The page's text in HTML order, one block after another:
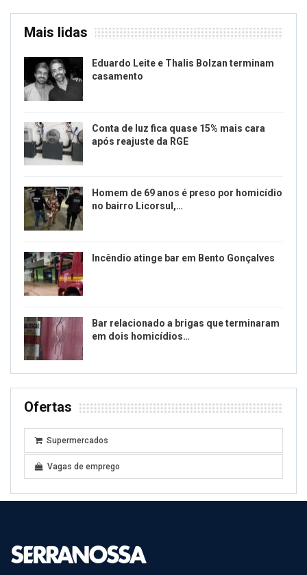
Mais lidas
Eduardo Leite e Thalis Bolzan terminam
casamento
Conta de luz fica quase 15% mais cara
após reajuste da RGE
Homem de 69 anos é preso por homicídio
no bairro Licorsul,…
Incêndio atinge bar em Bento Gonçalves
Bar relacionado a brigas que terminaram
em dois homicídios…
Ofertas
Supermercados
Vagas de emprego